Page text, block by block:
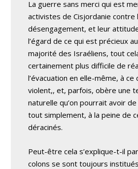
La guerre sans merci qui est
activistes de Cisjordanie contre
désengagement, et leur
l’égard de ce qui est précieux
majorité des Israéliens, tout
certainement plus difficile de
l’évacuation en elle-même, à
violent,, et, parfois, obère une
naturelle qu’on pourrait avoir
tout simplement, à la peine de
déracinés.
Peut-être cela s’explique-t-il
colons se sont toujours